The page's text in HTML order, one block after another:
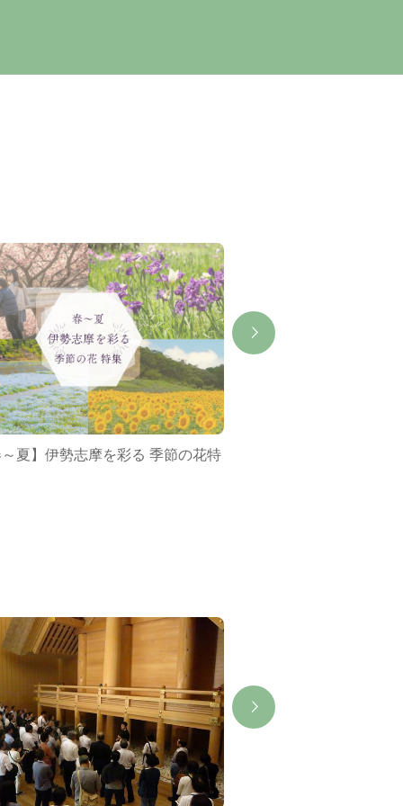
～夏】伊勢志摩を彩る 季節の花特